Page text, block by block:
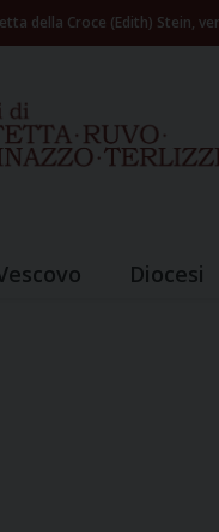
della Croce (Edith) Stein,
Diocesi